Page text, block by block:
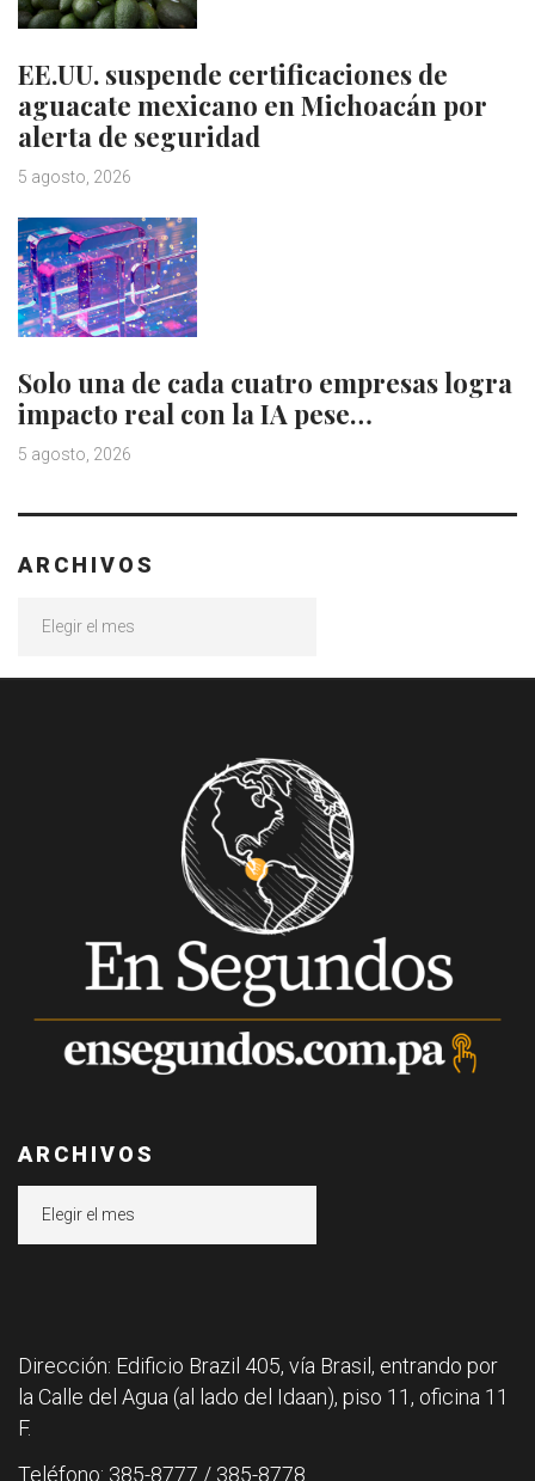
EE.UU. suspende certificaciones de
aguacate mexicano en Michoacán por
alerta de seguridad
5 agosto, 2026
Solo una de cada cuatro empresas logra
impacto real con la IA pese…
5 agosto, 2026
ARCHIVOS
ARCHIVOS
Dirección: Edificio Brazil 405, vía Brasil, entrando por
la Calle del Agua (al lado del Idaan), piso 11, oficina 11
F.
Teléfono: 385-8777 / 385-8778